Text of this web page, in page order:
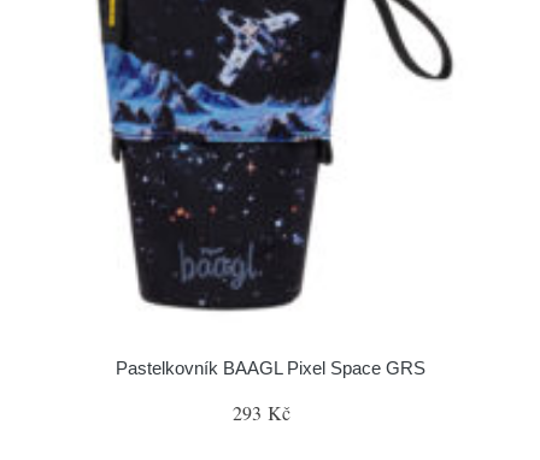
Pastelkovník BAAGL Pixel Space GRS
293 Kč